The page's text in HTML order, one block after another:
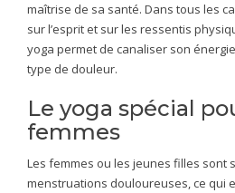
maîtrise de sa santé. Dans tous les
sur l’esprit et sur les ressentis
yoga permet de canaliser son
type de douleur.
Le yoga spécial
femmes
Les femmes ou les jeunes filles sont
menstruations douloureuses, ce qui